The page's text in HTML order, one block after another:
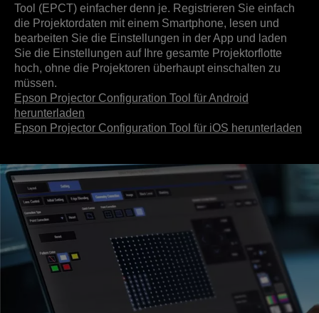
Tool (EPCT) einfacher denn je. Registrieren Sie einfach
die Projektordaten mit einem Smartphone, lesen und
bearbeiten Sie die Einstellungen in der App und laden
Sie die Einstellungen auf Ihre gesamte Projektorflotte
hoch, ohne die Projektoren überhaupt einschalten zu
müssen.
Epson Projector Configuration Tool für Android
herunterladen
Epson Projector Configuration Tool für iOS herunterladen